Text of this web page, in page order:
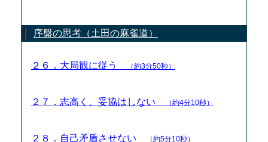
序盤の思考（土田の麻雀道）
２６．大局観に従う （約3分50秒）
２７．志高く、妥協はしない （約4分10秒）
２８．自己矛盾させない （約5分10秒）